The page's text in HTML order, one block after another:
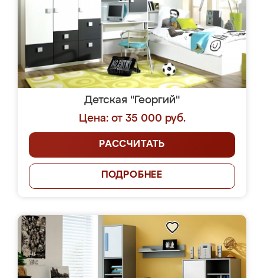
Детская "Георгий"
Цена: от 35 000 руб.
РАССЧИТАТЬ
ПОДРОБНЕЕ